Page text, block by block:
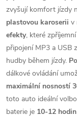
zvyšují komfort jízdy
plastovou karoserii v
efekty, které
připojení MP3 a USB
hudby během jízdy.
dálkové ovládání
maximální nosností
toto auto ideální
baterie je 10-12 hodin